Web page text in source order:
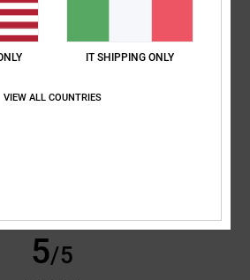
5
5/5
IT SHIPPING ONLY
VIEW ALL COUNTRIES